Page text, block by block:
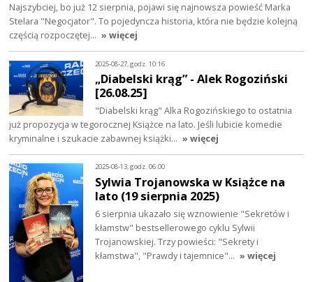
Najszybciej, bo już 12 sierpnia, pojawi się najnowsza powieść Marka
Stelara "Negocjator". To pojedyncza historia, która nie będzie kolejną
częścią rozpoczętej… » więcej
2025-08-27, godz. 10:16
„Diabelski krąg” - Alek Rogoziński
[26.08.25]
"Diabelski krąg" Alka Rogozińskiego to ostatnia
już propozycja w tegorocznej Książce na lato. Jeśli lubicie komedie
kryminalne i szukacie zabawnej książki… » więcej
2025-08-13, godz. 06:00
Sylwia Trojanowska w Książce na
lato (19 sierpnia 2025)
6 sierpnia ukazało się wznowienie "Sekretów i
kłamstw" bestsellerowego cyklu Sylwii
Trojanowskiej. Trzy powieści: "Sekrety i
kłamstwa", "Prawdy i tajemnice"… » więcej